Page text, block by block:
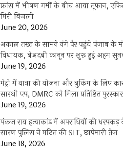
फ्रांस में भीषण गर्मी के बीच आया तूफान,
गिरी बिजली
June 20, 2026
अकाल तख्त के सामने नंगे पैर पहुंचे पंजाब के
विधायक, बेअदबी कानून पर शुरू हुई अहम
June 19, 2026
मेट्रो में यात्रा की योजना और बुकिंग के लिए
सारथी एप, DMRC को मिला प्रतिष्ठित पुरस्कार
June 19, 2026
पंकज राय हत्याकांड में अपराधियों की
सारण पुलिस ने गठित की SIT, छापेमारी तेज
June 18, 2026